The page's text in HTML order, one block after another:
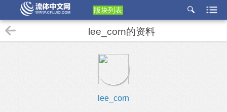
版块列表
etu
lee_corn的资料
lee_corn